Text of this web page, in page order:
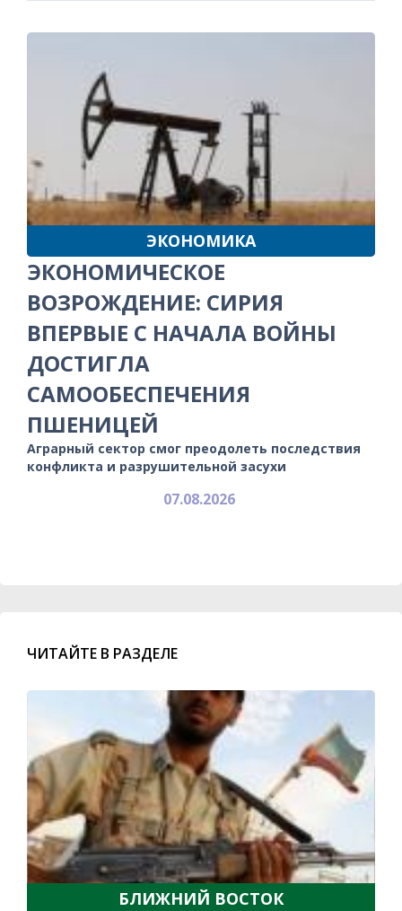
ЭКОНОМИКА
ЭКОНОМИЧЕСКОЕ
ВОЗРОЖДЕНИЕ: СИРИЯ
ВПЕРВЫЕ С НАЧАЛА ВОЙНЫ
ДОСТИГЛА
САМООБЕСПЕЧЕНИЯ
ПШЕНИЦЕЙ
Аграрный сектор смог преодолеть последствия
конфликта и разрушительной засухи
07.08.2026
ЧИТАЙТЕ В РАЗДЕЛЕ
БЛИЖНИЙ ВОСТОК